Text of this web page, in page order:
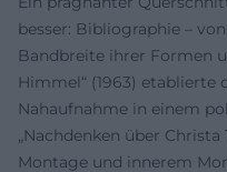
besser: Bibliographie –
Bandbreite ihrer Formen
Himmel“ (1963) etablierte
Nahaufnahme in einem
„Nachdenken über
Montage und innerem